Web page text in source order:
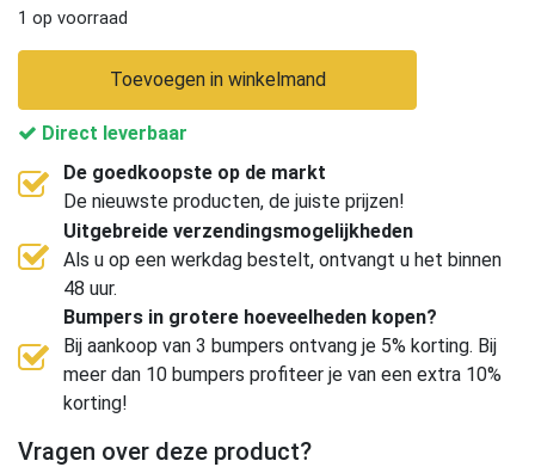
1 op voorraad
Toevoegen in winkelmand
Direct leverbaar
De goedkoopste op de markt
De nieuwste producten, de juiste prijzen!
Uitgebreide verzendingsmogelijkheden
Als u op een werkdag bestelt, ontvangt u het binnen
48 uur.
Bumpers in grotere hoeveelheden kopen?
Bij aankoop van 3 bumpers ontvang je 5% korting. Bij
meer dan 10 bumpers profiteer je van een extra 10%
korting!
Vragen over deze product?